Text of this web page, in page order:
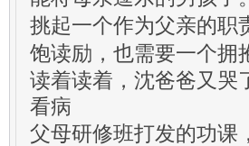
挑起一个作为父亲的职
饱读励，也需要一个拥
读着读着，沈爸爸又哭
看病
父母研修班打发的功课